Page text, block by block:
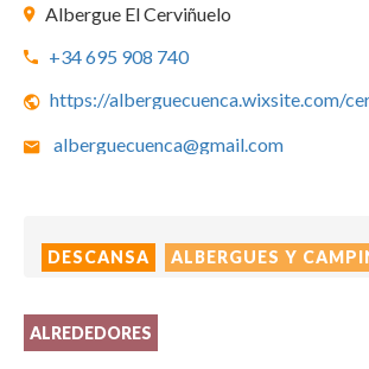
Albergue El Cerviñuelo
+34 695 908 740
https://alberguecuenca.wixsite.com/
alberguecuenca@gmail.com
DESCANSA ALBERGUES Y
ALREDEDORES